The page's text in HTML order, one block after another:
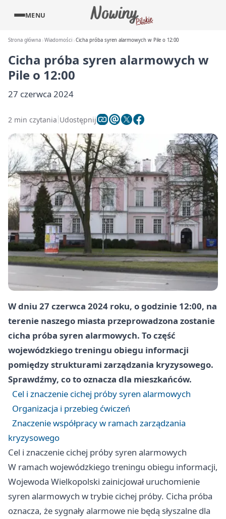
MENU
Strona główna Wiadomości Cicha próba syren alarmowych w Pile o 12:00
Cicha próba syren alarmowych w
Pile o 12:00
27 czerwca 2024
2 min czytania Udostępnij
W dniu 27 czerwca 2024 roku, o godzinie 12:00, na
terenie naszego miasta przeprowadzona zostanie
cicha próba syren alarmowych. To część
wojewódzkiego treningu obiegu informacji
pomiędzy strukturami zarządzania kryzysowego.
Sprawdźmy, co to oznacza dla mieszkańców.
Cel i znaczenie cichej próby syren alarmowych
Organizacja i przebieg ćwiczeń
Znaczenie współpracy w ramach zarządzania
kryzysowego
Cel i znaczenie cichej próby syren alarmowych
W ramach wojewódzkiego treningu obiegu informacji,
Wojewoda Wielkopolski zainicjował uruchomienie
syren alarmowych w trybie cichej próby. Cicha próba
oznacza, że sygnały alarmowe nie będą słyszalne dla